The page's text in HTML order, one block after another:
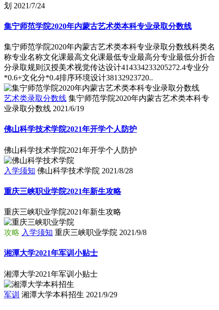
划 2021/7/24
集宁师范学院2020年内蒙古艺术类本科专业录取分数线
集宁师范学院2020年内蒙古艺术类本科专业录取分数线科类名
称专业名称文化课最高文化课最低专业最高分专业最低分折合
分录取规则汉授美术视觉传达设计414334233205272.4专业分
*0.6+文化分*0.4排序环境设计38132923720..
艺术类录取分数线 集宁师范学院2020年内蒙古艺术类本科专
业录取分数线 2021/6/19
佛山科学技术学院2021年开学个人防护
佛山科学技术学院2021年开学个人防护
入学须知 佛山科学技术学院 2021/8/28
重庆三峡职业学院2021年新生攻略
重庆三峡职业学院2021年新生攻略
攻略 入学须知 重庆三峡职业学院 2021/9/8
湘潭大学2021年军训小贴士
湘潭大学2021年军训小贴士
军训 湘潭大学本科招生 2021/9/29